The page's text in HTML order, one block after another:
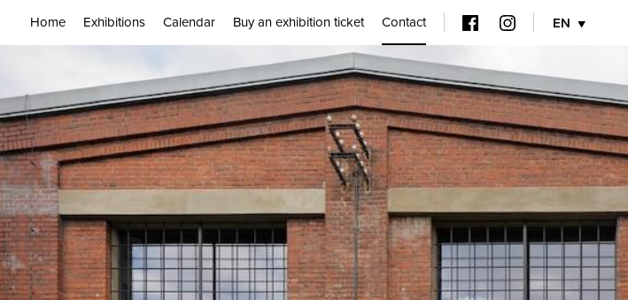
Home Exhibitions Calendar Buy an exhibition ticket Contact EN